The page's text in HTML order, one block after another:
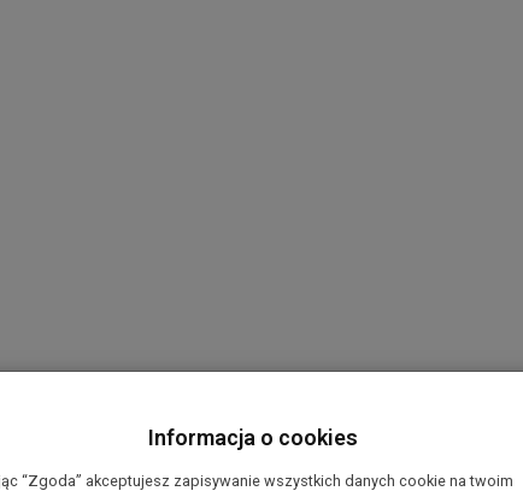
Informacja o cookies
“Zgoda” akceptujesz zapisywanie wszystkich danych cookie na twoim